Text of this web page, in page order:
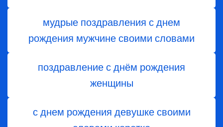
мудрые поздравления с днем
рождения мужчине своими словами
поздравление с днём рождения
женщины
с днем рождения девушке своими